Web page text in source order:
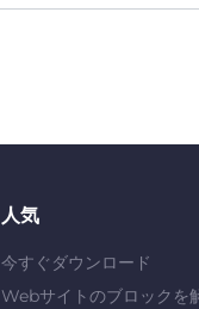
人気
今すぐダウンロード
Webサイトのブロックを